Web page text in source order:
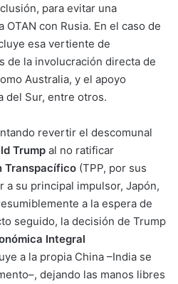
para evitar una
con Rusia. En el caso de
esa vertiente de
de la involucración directa de
Australia, y el apoyo
del Sur, entre otros.
revertir el descomunal
Trump al no ratificar
Transpacífico (TPP, por sus
a su principal impulsor, Japón,
a la espera de
seguido, la decisión de Trump
Integral
a la propia China –India se
dejando las manos libres